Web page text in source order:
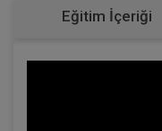
Eğitim İçeriği